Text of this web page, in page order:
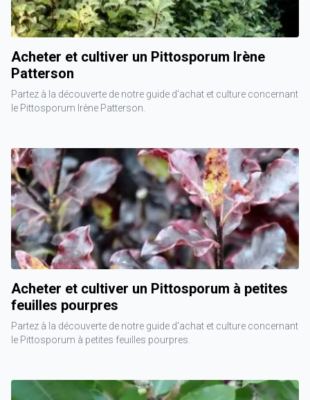
Acheter et cultiver un Pittosporum Irène
Patterson
Partez à la découverte de notre guide d'achat et culture concernant
le Pittosporum Irène Patterson.
Acheter et cultiver un Pittosporum à petites
feuilles pourpres
Partez à la découverte de notre guide d'achat et culture concernant
le Pittosporum à petites feuilles pourpres.